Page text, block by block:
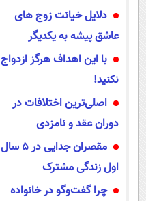
دلایل خیانت زوج های
عاشق پیشه به یکدیگر
با این اهداف هرگز ازدواج
نکنید!
اصلی‌ترین اختلافات در
دوران عقد و نامزدی
مقصران جدایی در ۵ سال
اول زندگی مشترک
چرا گفت‌وگو در خانواده